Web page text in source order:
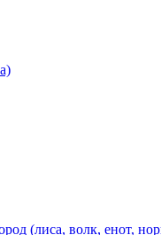
(лиса, волк, енот,